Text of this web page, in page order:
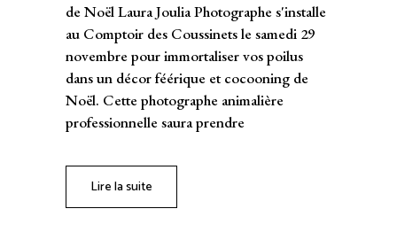
de Noël Laura Joulia Photographe s'installe
au Comptoir des Coussinets le samedi 29
novembre pour immortaliser vos poilus
dans un décor féérique et cocooning de
Noël. Cette photographe animalière
professionnelle saura prendre
Lire la suite